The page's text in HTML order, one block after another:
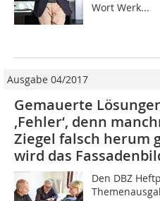
Wort Werk...
Ausgabe 04/2017
Gemauerte
‚Fehler‘, denn
Ziegel falsch herum
wird das
Den DBZ